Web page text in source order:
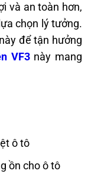
và an toàn hơn,
chọn lý tưởng.
để tận hưởng
VF3này mang
ô tô
ồn cho ô tô